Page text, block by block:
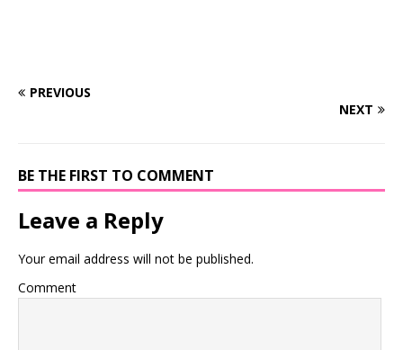
PREVIOUS
NEXT
BE THE FIRST TO COMMENT
Leave a Reply
Your email address will not be published.
Comment